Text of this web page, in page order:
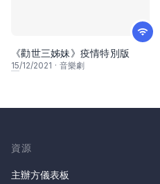
《勸世三姊妹》疫情特別版
15/12/2021 · 音樂劇
資源
主辦方儀表板